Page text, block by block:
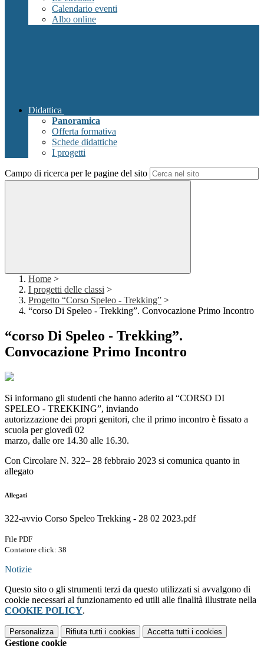
Calendario eventi
Albo online
Didattica
Panoramica
Offerta formativa
Schede didattiche
I progetti
Campo di ricerca per le pagine del sito
Home >
I progetti delle classi >
Progetto “Corso Speleo - Trekking” >
“corso Di Speleo - Trekking”. Convocazione Primo Incontro
“corso Di Speleo - Trekking”.
Convocazione Primo Incontro
Si informano gli studenti che hanno aderito al “CORSO DI
SPELEO - TREKKING”, inviando
autorizzazione dei propri genitori, che il primo incontro è fissato a
scuola per giovedì 02
marzo, dalle ore 14.30 alle 16.30.
Con Circolare N. 322– 28 febbraio 2023 si comunica quanto in
allegato
Allegati
322-avvio Corso Speleo Trekking - 28 02 2023.pdf
File PDF
Contatore click: 38
Notizie
Questo sito o gli strumenti terzi da questo utilizzati si avvalgono di
cookie necessari al funzionamento ed utili alle finalità illustrate nella
COOKIE POLICY.
Personalizza Rifiuta tutti i cookies Accetta tutti i cookies
Gestione cookie